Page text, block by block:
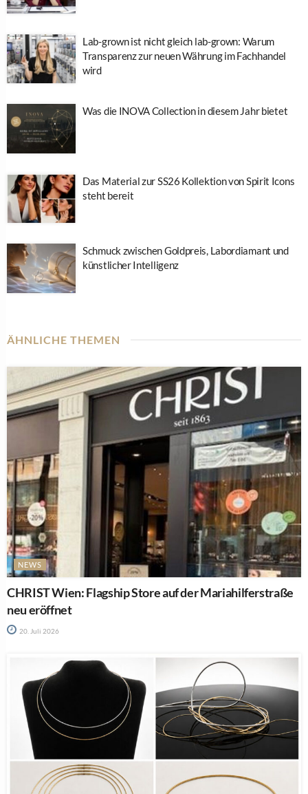
Lab-grown ist nicht gleich lab-grown: Warum
Transparenz zur neuen Währung im Fachhandel
wird
Was die INOVA Collection in diesem Jahr bietet
Das Material zur SS26 Kollektion von Spirit Icons
steht bereit
Schmuck zwischen Goldpreis, Labordiamant und
künstlicher Intelligenz
ÄHNLICHE THEMEN
NEWS
CHRIST Wien: Flagship Store auf der Mariahilferstraße
neu eröffnet
20. Juli 2026